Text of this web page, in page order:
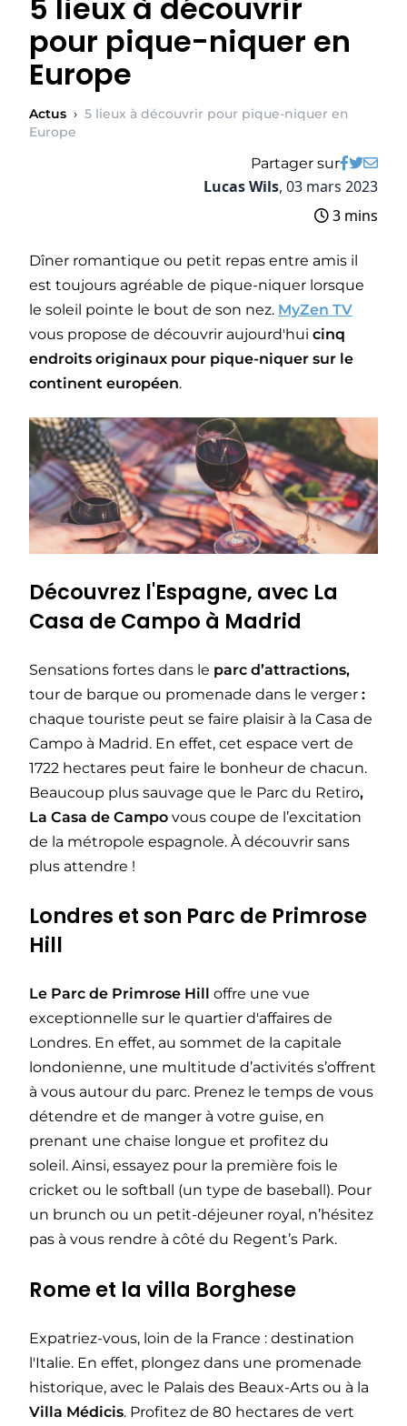
5 lieux à découvrir
pour pique-niquer en
Europe
Actus › 5 lieux à découvrir pour pique-niquer en
Europe
Partager sur
Lucas Wils, 03 mars 2023
3 mins
Dîner romantique ou petit repas entre amis il
est toujours agréable de pique-niquer lorsque
le soleil pointe le bout de son nez. MyZen TV
vous propose de découvrir aujourd'hui cinq
endroits originaux pour pique-niquer sur le
continent européen.
Découvrez l'Espagne, avec La
Casa de Campo à Madrid
Sensations fortes dans le parc d’attractions,
tour de barque ou promenade dans le verger :
chaque touriste peut se faire plaisir à la Casa de
Campo à Madrid. En effet, cet espace vert de
1722 hectares peut faire le bonheur de chacun.
Beaucoup plus sauvage que le Parc du Retiro,
La Casa de Campo vous coupe de l’excitation
de la métropole espagnole. À découvrir sans
plus attendre !
Londres et son Parc de Primrose
Hill
Le Parc de Primrose Hill offre une vue
exceptionnelle sur le quartier d'affaires de
Londres. En effet, au sommet de la capitale
londonienne, une multitude d’activités s’offrent
à vous autour du parc. Prenez le temps de vous
détendre et de manger à votre guise, en
prenant une chaise longue et profitez du
soleil. Ainsi, essayez pour la première fois le
cricket ou le softball (un type de baseball). Pour
un brunch ou un petit-déjeuner royal, n’hésitez
pas à vous rendre à côté du Regent’s Park.
Rome et la villa Borghese
Expatriez-vous, loin de la France : destination
l'Italie. En effet, plongez dans une promenade
historique, avec le Palais des Beaux-Arts ou à la
Villa Médicis. Profitez de 80 hectares de vert